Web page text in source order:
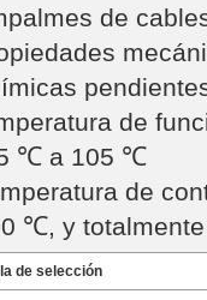
de
de
℃ a 105 ℃
de
℃, y
de selección